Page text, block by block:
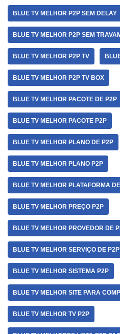
BLUE TV MELHOR P2P SEM DELAY
BLUE TV MELHOR P2P SEM
BLUE TV MELHOR P2P TV
BLUE TV MELHOR P2P TV BOX
BLUE TV MELHOR PACOTE DE P2P
BLUE TV MELHOR PACOTE P2P
BLUE TV MELHOR PLANO DE P2P
BLUE TV MELHOR PLANO P2P
BLUE TV MELHOR PLATAFORMA
BLUE TV MELHOR PREÇO P2P
BLUE TV MELHOR PROVEDOR DE
BLUE TV MELHOR SERVIÇO DE P2P
BLUE TV MELHOR SISTEMA P2P
BLUE TV MELHOR SITE PARA
BLUE TV MELHOR TV P2P